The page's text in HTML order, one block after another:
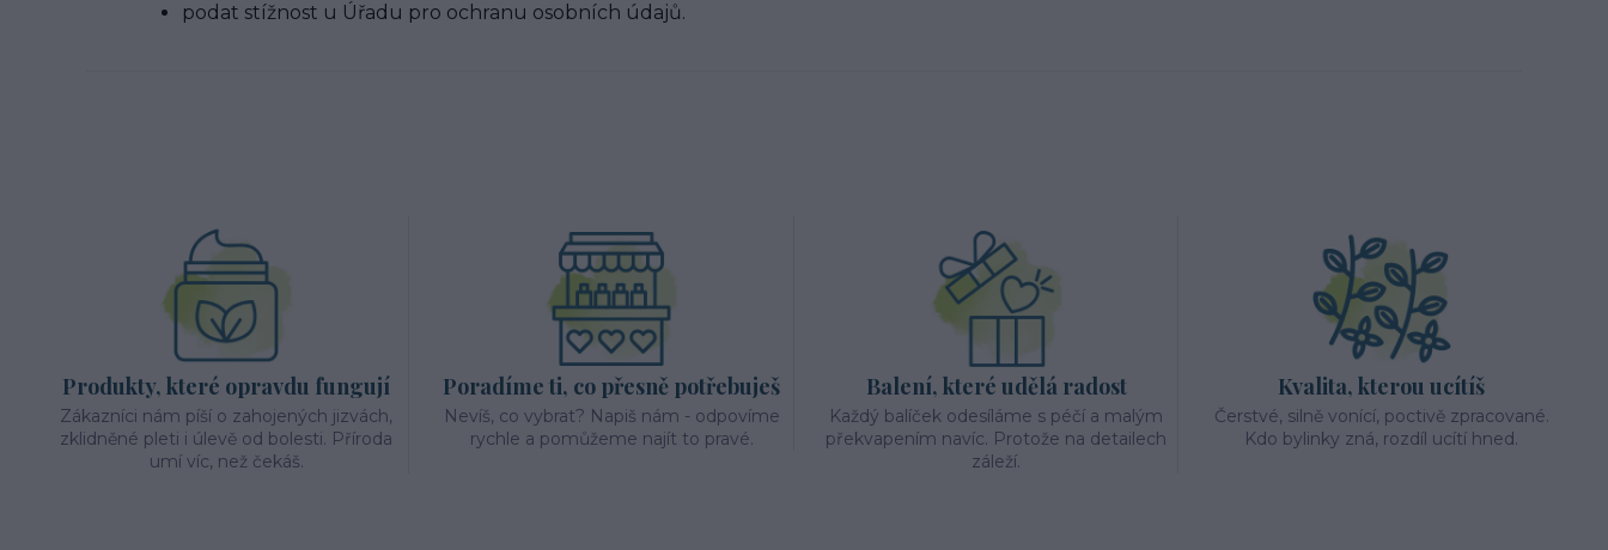
podat stížnost u Úřadu pro ochranu osobních údajů.
Produkty, které opravdu fungují
Zákazníci nám píší o zahojených jizvách,
zklidněné pleti i úlevě od bolesti. Příroda
umí víc, než čekáš.
Poradíme ti, co přesně potřebuješ
Nevíš, co vybrat? Napiš nám - odpovíme
rychle a pomůžeme najít to pravé.
Balení, které udělá radost
Každý balíček odesíláme s péčí a malým
překvapením navíc. Protože na detailech
záleží.
Kvalita, kterou ucítíš
Čerstvé, silně vonící, poctivě zpracované.
Kdo bylinky zná, rozdíl ucítí hned.